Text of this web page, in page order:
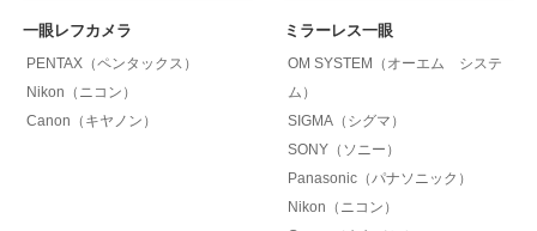
一眼レフカメラ
PENTAX（ペンタックス）
Nikon（ニコン）
Canon（キヤノン）
ミラーレス一眼
OM SYSTEM（オーエム システ
ム）
SIGMA（シグマ）
SONY（ソニー）
Panasonic（パナソニック）
Nikon（ニコン）